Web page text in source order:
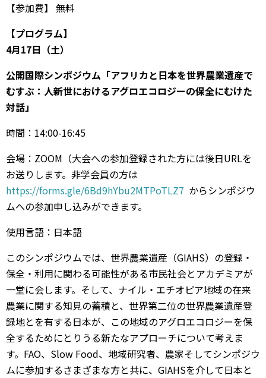
【参加費】 無料
【プログラム】
4月17日（土）
公開国際シンポジウム「アフリカと日本を世界農業遺産で
むすぶ：人新世におけるアグロエコロジーの保全にむけた
対話」
時間：14:00-16:45
会場：ZOOM（大会への参加登録された方には後日URLを
お送りします。非学会員の方は
https://forms.gle/6Bd9hYbu2MTPoTLZ7 からシンポジウ
ムへの参加申し込みができます。
使用言語：日本語
このシンポジウムでは、世界農業遺産（GIAHS）の登録・
保全・利用に関わる可能性がある市民社会とアカデミアが
一堂に会します。そして、ナイル・エチオピア地域の在来
農業に関する知見の蓄積と、世界第二位の世界農業遺産登
録地とを有する日本が、この地域のアグロエコロジーを保
全するためにとりうる新たなアプローチについて考えま
す。FAO、Slow Food、地域研究者、農家そしてシンポジウ
ムに参加するさまざまな方と共に、GIAHSを介して日本と